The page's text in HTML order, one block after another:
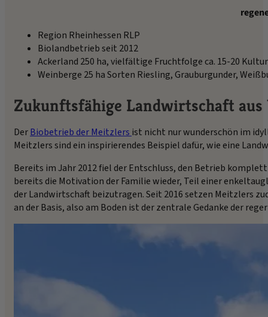
Region Rheinhessen RLP
Biolandbetrieb seit 2012
Ackerland 250 ha, vielfältige Fruchtfolge ca. 15-20
Weinberge 25 ha Sorten Riesling, Grauburgunder,
Zukunftsfähige Landwirtschaft aus
DerBiobetrieb der Meitzlers ist nicht nur wunderschön im
Meitzlers sind ein inspirierendes Beispiel dafür, wie eine
Bereits im Jahr 2012 fiel der Entschluss, den Betrieb
bereits die Motivation der Familie wieder, Teil einer
der Landwirtschaft beizutragen. Seit 2016 setzen Meitzlers
an der Basis, also am Boden ist der zentrale Gedanke der